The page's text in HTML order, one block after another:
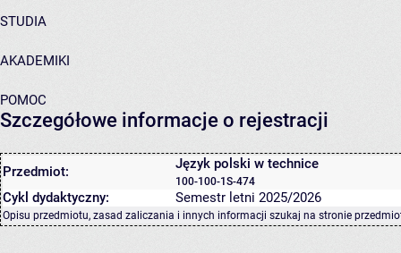
STUDIA
AKADEMIKI
POMOC
Szczegółowe informacje o rejestracji
Przedmiot: Język polski w technice
100-100-1S-474
Cykl dydaktyczny: Semestr letni 2025/2026
Opisu przedmiotu, zasad zaliczania i innych informacji szukaj na stronie